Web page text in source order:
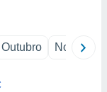
Outubro Novembro